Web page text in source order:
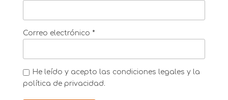
Correo electrónico *
He leído y acepto las condiciones legales y la
política de privacidad.